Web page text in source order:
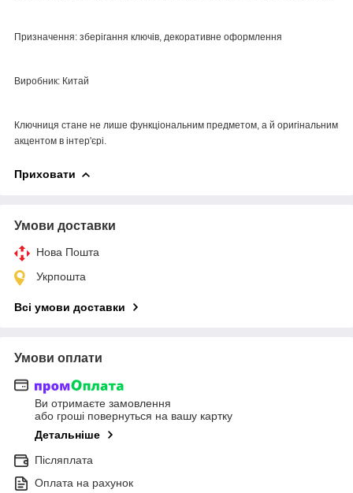
Призначення: зберігання ключів, декоративне оформлення
Виробник: Китай
Ключниця стане не лише функціональним предметом, а й оригінальним
акцентом в інтер'єрі.
Приховати
Умови доставки
Нова Пошта
Укрпошта
Всі умови доставки
Умови оплати
Ви отримаєте замовлення
або гроші повернуться на вашу картку
Детальніше
Післяплата
Оплата на рахунок